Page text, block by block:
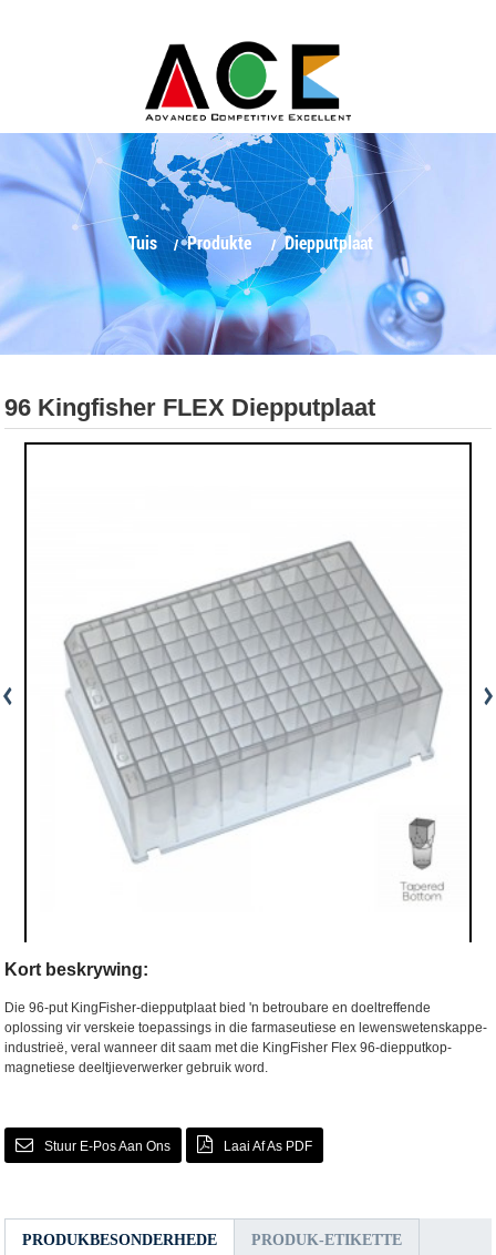
Tuis Produkte Diepputplaat
96 Kingfisher FLEX Diepputplaat
Kort beskrywing:
Die 96-put KingFisher-diepputplaat bied 'n betroubare en doeltreffende
oplossing vir verskeie toepassings in die farmaseutiese en lewenswetenskappe-
industrieë, veral wanneer dit saam met die KingFisher Flex 96-diepputkop-
magnetiese deeltjieverwerker gebruik word.
Stuur E-Pos Aan Ons Laai Af As PDF
PRODUKBESONDERHEDE PRODUK-ETIKETTE